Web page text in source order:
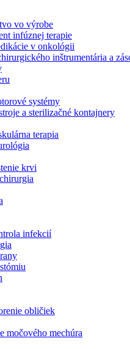
​v B. Braun. Vyhľadajte
vo výrobe
infúznej terapie
v onkológii
inštrumentária a
systémy
a sterilizačné kontajnery
terapia
krvi
infekcií
obličiek
močového mechúra